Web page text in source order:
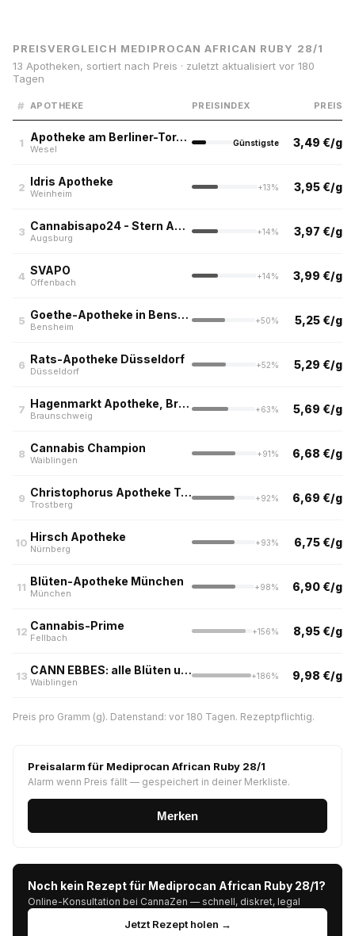
PREISVERGLEICH MEDIPROCAN AFRICAN RUBY 28/1
13 Apotheken, sortiert nach Preis · zuletzt aktualisiert vor 180
Tagen
# APOTHEKE PREISINDEX PREIS
1 Apotheke am Berliner-Tor-Platz
Wesel
Günstigste 3,49 €/g
2 Idris Apotheke
Weinheim
+13% 3,95 €/g
3 Cannabisapo24 - Stern Apotheke Augsburg
Augsburg
+14% 3,97 €/g
4 SVAPO
Offenbach
+14% 3,99 €/g
5 Goethe-Apotheke in Bensheim
Bensheim
+50% 5,25 €/g
6 Rats-Apotheke Düsseldorf
Düsseldorf
+52% 5,29 €/g
7 Hagenmarkt Apotheke, Braunschweig
Braunschweig
+63% 5,69 €/g
8 Cannabis Champion
Waiblingen
+91% 6,68 €/g
9 Christophorus Apotheke Trostberg
Trostberg
+92% 6,69 €/g
10 Hirsch Apotheke
Nürnberg
+93% 6,75 €/g
11 Blüten-Apotheke München
München
+98% 6,90 €/g
12 Cannabis-Prime
Fellbach
+156% 8,95 €/g
13 CANN EBBES: alle Blüten unter 10eur
Waiblingen
+186% 9,98 €/g
Preis pro Gramm (g). Datenstand: vor 180 Tagen. Rezeptpflichtig.
Preisalarm für Mediprocan African Ruby 28/1
Alarm wenn Preis fällt — gespeichert in deiner Merkliste.
Merken
Noch kein Rezept für Mediprocan African Ruby 28/1?
Online-Konsultation bei CannaZen — schnell, diskret, legal
Jetzt Rezept holen →